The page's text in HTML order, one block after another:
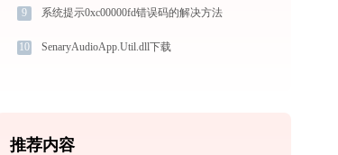
9 系统提示0xc00000fd错误码的解决方法
10 SenaryAudioApp.Util.dll下载
推荐内容